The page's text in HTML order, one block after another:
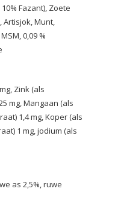
Fazant), Zoete
Artisjok, Munt,
0,09 %
Zink (als
mg, Mangaan (als
1,4 mg, Koper (als
1 mg, jodium (als
as 2,5%, ruwe